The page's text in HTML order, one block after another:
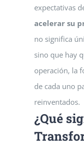
expectativas
acelerar su
no significa
sino que hay
operación, la
de cada uno
reinventados.
¿Qué